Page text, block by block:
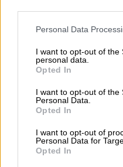
Please note that this
not limited to your visit or
grant or deny consent to
use your data for below
consent section.
Personal Data
I want to opt-out of the
personal data.
Opted In
I want to opt-out of the
Personal Data.
Opted In
I want to opt-out of
Personal Data for
Opted In
Lifestyle|09.11.2023